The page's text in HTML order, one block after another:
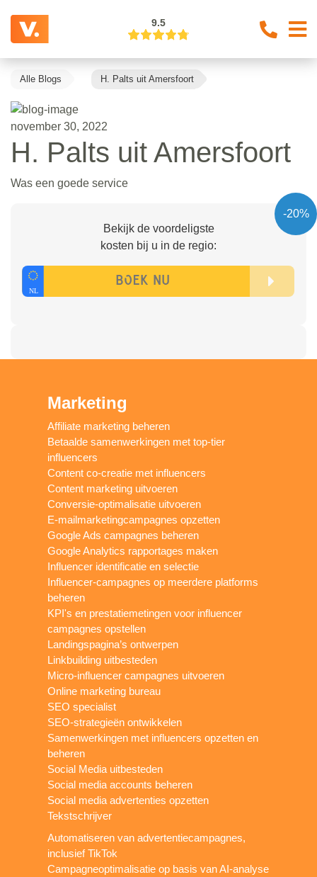
9.5
Alle Blogs H. Palts uit Amersfoort
november 30, 2022
H. Palts uit Amersfoort
Was een goede service
-20%
Bekijk de voordeligste
kosten bij u in de regio:
Marketing
Affiliate marketing beheren
Betaalde samenwerkingen met top-tier
influencers
Content co-creatie met influencers
Content marketing uitvoeren
Conversie-optimalisatie uitvoeren
E-mailmarketingcampagnes opzetten
Google Ads campagnes beheren
Google Analytics rapportages maken
Influencer identificatie en selectie
Influencer-campagnes op meerdere platforms
beheren
KPI's en prestatiemetingen voor influencer
campagnes opstellen
Landingspagina’s ontwerpen
Linkbuilding uitbesteden
Micro-influencer campagnes uitvoeren
Online marketing bureau
SEO specialist
SEO-strategieën ontwikkelen
Samenwerkingen met influencers opzetten en
beheren
Social Media uitbesteden
Social media accounts beheren
Social media advertenties opzetten
Tekstschrijver
Automatiseren van advertentiecampagnes,
inclusief TikTok
Campagneoptimalisatie op basis van AI-analyse